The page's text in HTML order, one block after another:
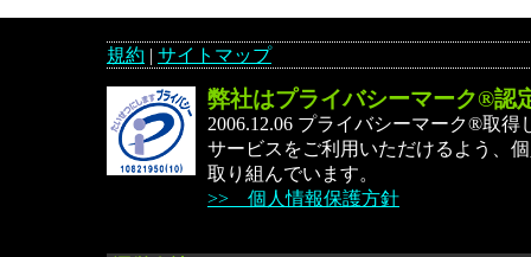
規約 | サイトマップ
弊社はプライバシーマーク®認
2006.12.06 プライバシーマーク®取得
サービスをご利用いただけるよう、
取り組んでいます。
>> 個人情報保護方針